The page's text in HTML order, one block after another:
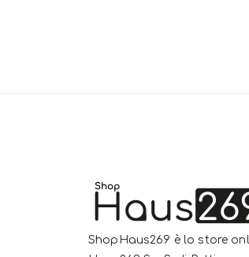
ShopHaus269 è lo store